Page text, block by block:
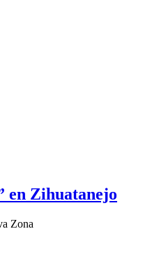
en Zihuatanejo
Zona